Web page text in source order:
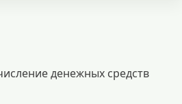
денежных средств